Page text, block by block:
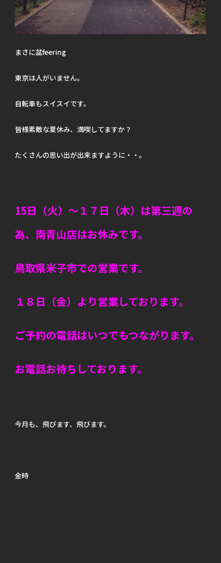
まさに盆feering
東京は人がいません。
自転車もスイスイです。
皆様素敵な夏休み、満喫してますか？
たくさんの思い出が出来ますように・・。
15日（火）～１７日（木）は第三週の
為、南青山店はお休みです。
鳥取県米子市での営業です。
１８日（金）より営業しております。
ご予約の電話はいつでもつながります。
お電話お待ちしております。
今月も、飛びます、飛びます。
金時